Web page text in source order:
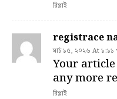
রিপ্লাই
registrace
মার্চ ১৫, ২০২৬ At ১:১১
Your
any more
রিপ্লাই